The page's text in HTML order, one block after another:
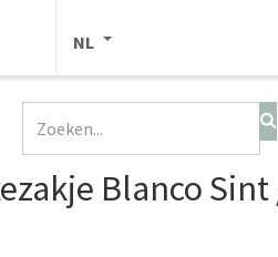
NL
Blanco